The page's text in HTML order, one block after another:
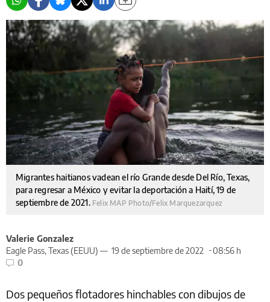
Migrantes haitianos vadean el río Grande desde Del Río, Texas,
para regresar a México y evitar la deportación a Haití, 19 de
septiembre de 2021. Felix MAP Photo/Felix Marquezarquez
Valerie Gonzalez
Eagle Pass, Texas (EEUU) — 19 de septiembre de 2022
08:56 h
0
Dos pequeños flotadores hinchables con dibujos de